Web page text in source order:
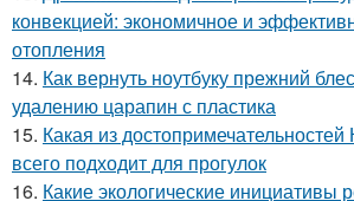
конвекцией: экономичное и
отопления
14. Как вернуть ноутбуку прежний
удалению царапин с пластика
15. Какая из
всего подходит для прогулок
16. Какие экологические инициативы